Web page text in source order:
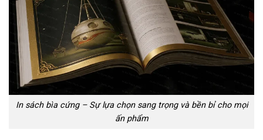
In sách bìa cứng – Sự lựa chọn sang trọng và bền bỉ cho mọi
ấn phẩm